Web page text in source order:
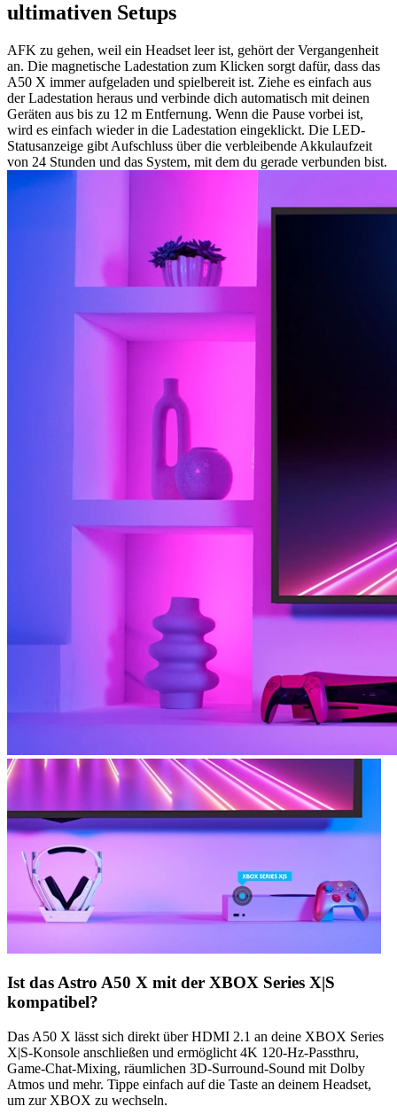
ultimativen Setups
AFK zu gehen, weil ein Headset leer ist, gehört der Vergangenheit
an. Die magnetische Ladestation zum Klicken sorgt dafür, dass das
A50 X immer aufgeladen und spielbereit ist. Ziehe es einfach aus
der Ladestation heraus und verbinde dich automatisch mit deinen
Geräten aus bis zu 12 m Entfernung. Wenn die Pause vorbei ist,
wird es einfach wieder in die Ladestation eingeklickt. Die LED-
Statusanzeige gibt Aufschluss über die verbleibende Akkulaufzeit
von 24 Stunden und das System, mit dem du gerade verbunden bist.
Ist das Astro A50 X mit der XBOX Series X|S
kompatibel?
Das A50 X lässt sich direkt über HDMI 2.1 an deine XBOX Series
X|S-Konsole anschließen und ermöglicht 4K 120-Hz-Passthru,
Game-Chat-Mixing, räumlichen 3D-Surround-Sound mit Dolby
Atmos und mehr. Tippe einfach auf die Taste an deinem Headset,
um zur XBOX zu wechseln.